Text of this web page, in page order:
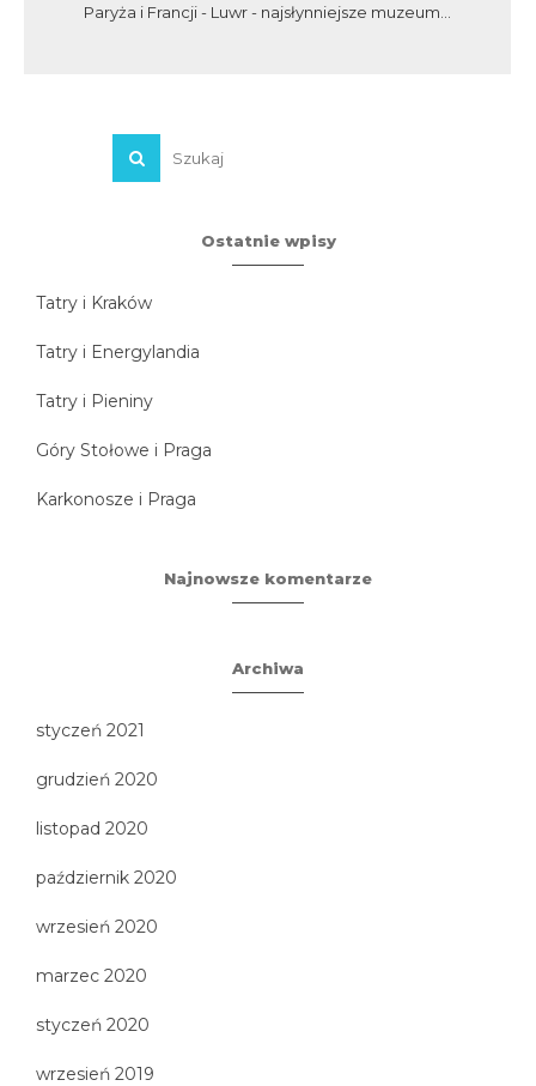
Paryża i Francji - Luwr - najsłynniejsze muzeum...
Ostatnie wpisy
Tatry i Kraków
Tatry i Energylandia
Tatry i Pieniny
Góry Stołowe i Praga
Karkonosze i Praga
Najnowsze komentarze
Archiwa
styczeń 2021
grudzień 2020
listopad 2020
październik 2020
wrzesień 2020
marzec 2020
styczeń 2020
wrzesień 2019